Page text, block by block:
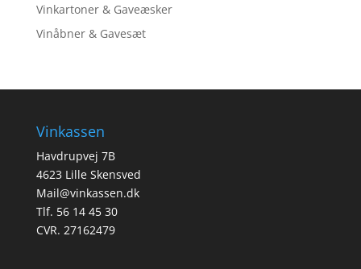
Vinkartoner & Gaveæsker
Vinåbner & Gavesæt
Vinkassen
Havdrupvej 7B
4623 Lille Skensved
Mail@vinkassen.dk
Tlf. 56 14 45 30
CVR. 27162479